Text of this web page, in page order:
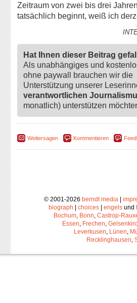
Zeitraum von zwei bis drei
tatsächlich beginnt, weiß ich
Hat Ihnen dieser Beitrag
Als unabhängiges und
ohne paywall brauchen wir die
Unterstützung unserer
verantwortlichen
monatlich) unterstützen
Weitersagen Kommentieren
© 2001-2026 berndt media|
biograph | choices | engels und
Bochum, Bonn, Castrop-
Essen, Frechen,
Leverkusen, Lünen,
Recklinghausen,